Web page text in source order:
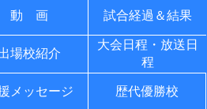
動 画 試合経過＆結果
場校紹介
大会日程・放送日
程
メッセージ 歴代優勝校